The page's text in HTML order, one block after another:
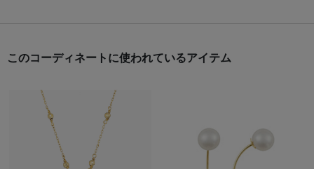
このコーディネートに使われているアイテム